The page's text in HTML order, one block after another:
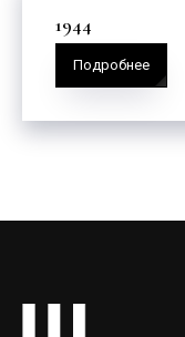
1944
Подробнее